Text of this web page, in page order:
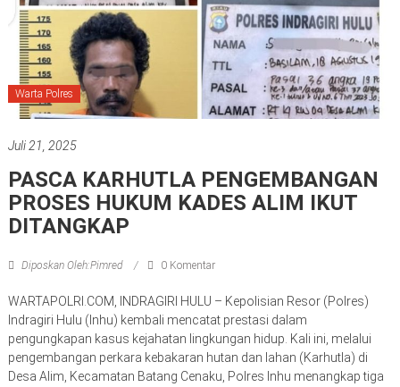
Warta Polres
Juli 21, 2025
PASCA KARHUTLA PENGEMBANGAN
PROSES HUKUM KADES ALIM IKUT
DITANGKAP
Diposkan Oleh:Pimred 0 Komentar
WARTAPOLRI.COM, INDRAGIRI HULU – Kepolisian Resor (Polres)
Indragiri Hulu (Inhu) kembali mencatat prestasi dalam
pengungkapan kasus kejahatan lingkungan hidup. Kali ini, melalui
pengembangan perkara kebakaran hutan dan lahan (Karhutla) di
Desa Alim, Kecamatan Batang Cenaku, Polres Inhu menangkap tiga